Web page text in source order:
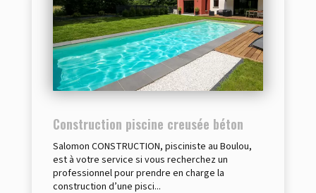
Construction piscine creusée béton
Salomon CONSTRUCTION, pisciniste au Boulou,
est à votre service si vous recherchez un
professionnel pour prendre en charge la
construction d’une pisci...